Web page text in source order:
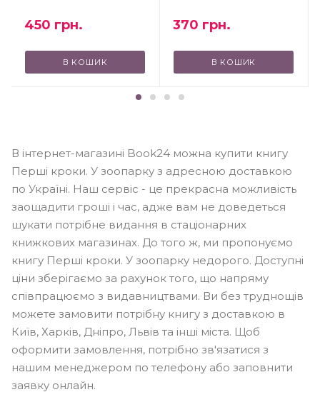
450 грн.
В КОШИК
370 грн.
В КОШИК
В інтернет-магазині Book24 можна купити книгу
Перші кроки. У зоопарку з адресною доставкою
по Україні. Наш сервіс - це прекрасна можливість
заощадити гроші і час, адже вам не доведеться
шукати потрібне видання в стаціонарних
книжкових магазинах. До того ж, ми пропонуємо
книгу Перші кроки. У зоопарку недорого. Доступні
ціни зберігаємо за рахунок того, що напряму
співпрацюємо з видавництвами. Ви без труднощів
можете замовити потрібну книгу з доставкою в
Київ, Харків, Дніпро, Львів та інші міста. Щоб
оформити замовлення, потрібно зв'язатися з
нашим менеджером по телефону або заповнити
заявку онлайн.